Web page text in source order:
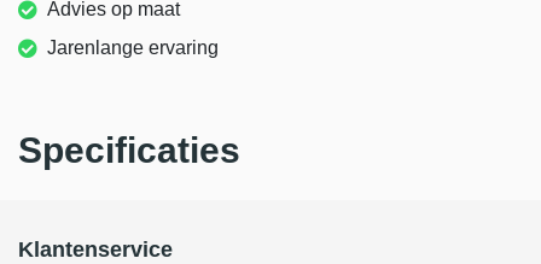
Advies op maat
Jarenlange ervaring
Specificaties
Klantenservice